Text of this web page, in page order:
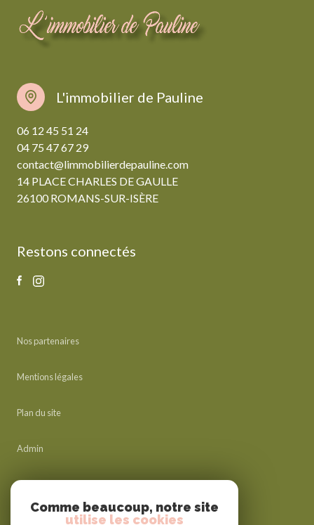
L'immobilier de Pauline
06 12 45 51 24
04 75 47 67 29
contact@limmobilierdepauline.com
14 PLACE CHARLES DE GAULLE
26100 ROMANS-SUR-ISÈRE
Restons connectés
Nos partenaires
Mentions légales
Plan du site
Admin
Nos honoraires
Politique RGPD
Comme beaucoup, notre site
utilise les cookies